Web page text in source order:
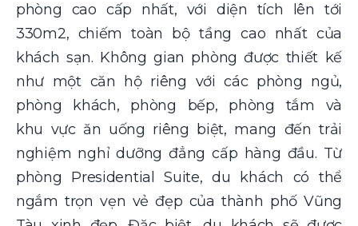
phòng cao cấp nhất, với diện tích lên tới
330m2, chiếm toàn bộ tầng cao nhất của
khách sạn. Không gian phòng được thiết kế
như một căn hộ riêng với các phòng ngủ,
phòng khách, phòng bếp, phòng tắm và
khu vực ăn uống riêng biệt, mang đến trải
nghiệm nghỉ dưỡng đẳng cấp hàng đầu. Từ
phòng Presidential Suite, du khách có thể
ngắm trọn vẹn vẻ đẹp của thành phố Vũng